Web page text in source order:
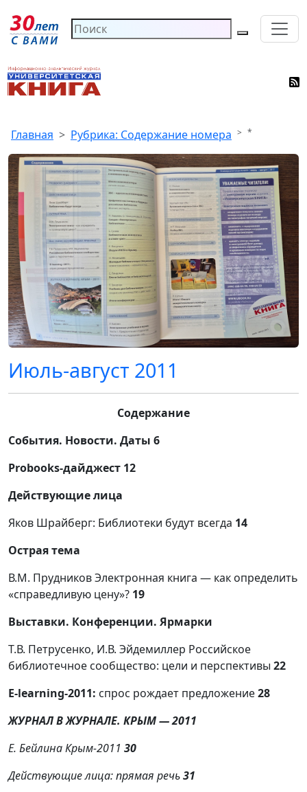
Главная Рубрика: Содержание номера *
Июль-август 2011
Содержание
События. Новости. Даты 6
Probooks-дайджест 12
Действующие лица
Яков Шрайберг: Библиотеки будут всегда 14
Острая тема
В.М. Прудников Электронная книга — как определить
«справедливую цену»? 19
Выставки. Конференции. Ярмарки
Т.В. Петрусенко, И.В. Эйдемиллер Российское
библиотечное сообщество: цели и перспективы 22
E-learning-2011: спрос рождает предложение28
ЖУРНАЛ В ЖУРНАЛЕ. КРЫМ —2011
Е. Бейлина Крым-2011 30
Действующие лица: прямая речь31